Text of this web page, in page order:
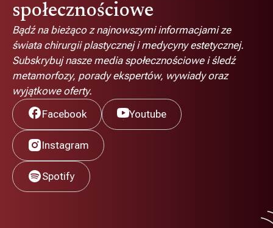
społecznościowe
Bądź na bieżąco z najnowszymi informacjami ze
świata chirurgii plastycznej i medycyny estetycznej.
Subskrybuj nasze media społecznościowe i śledź
metamorfozy, porady ekspertów, wywiady oraz
wyjątkowe oferty.
Facebook
Youtube
Instagram
Spotify